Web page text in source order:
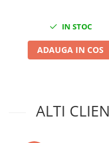
Renault
Rover
IN STOC
ADAUGA IN COS
ALTI